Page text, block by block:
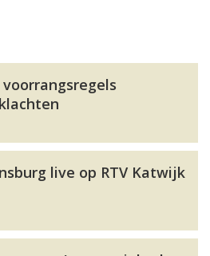
live op RTV Katwijk